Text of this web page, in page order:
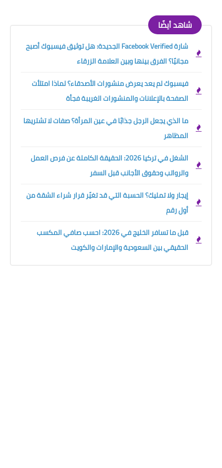
شاهد أيضًا
شارة Facebook Verified الجديدة: هل توثيق فيسبوك أصبح
مجانيًا؟ الفرق بينها وبين العلامة الزرقاء
فيسبوك لم يعد يعرض منشورات الأصدقاء؟ لماذا امتلأت
الصفحة بالإعلانات والمنشورات الغريبة فجأة
ما الذي يجعل الرجل جذابًا في عين المرأة؟ صفات لا تشتريها
المظاهر
الشغل في تركيا 2026: الحقيقة الكاملة عن فرص العمل
والرواتب وحقوق الأجانب قبل السفر
إيجار ولا تمليك؟ الحسبة التي قد تغيّر قرار شراء الشقة من
أول رقم
قبل ما تسافر الخليج في 2026: احسب صافي المكسب
الحقيقي بين السعودية والإمارات والكويت